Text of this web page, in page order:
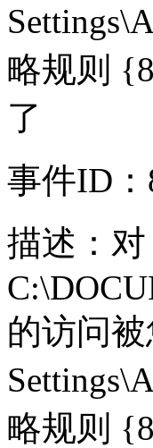
略规则
了
事件ID：
描述：对
的访问
略规则